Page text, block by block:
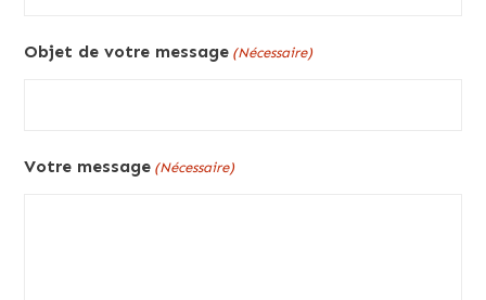
Objet de votre message (Nécessaire)
Votre message (Nécessaire)